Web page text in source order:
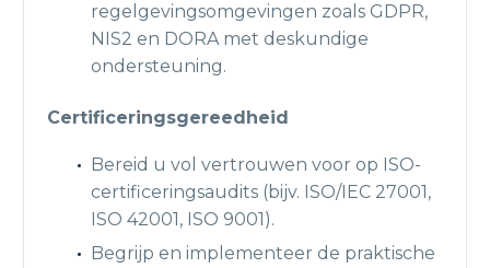
regelgevingsomgevingen zoals GDPR,
NIS2 en DORA met deskundige
ondersteuning.
Certificeringsgereedheid
Bereid u vol vertrouwen voor op ISO-
certificeringsaudits (bijv. ISO/IEC 27001,
ISO 42001, ISO 9001).
Begrijp en implementeer de praktische